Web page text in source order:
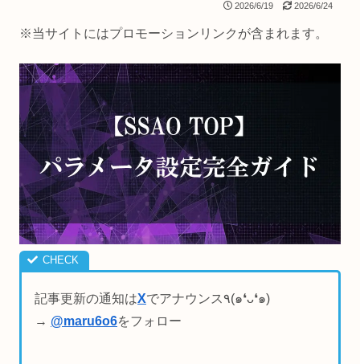
2026/6/19 2026/6/24
※当サイトにはプロモーションリンクが含まれます。
記事更新の通知はX
でアナウンス٩(๑❛ᴗ❛๑)
→ @maru6o6をフォロー